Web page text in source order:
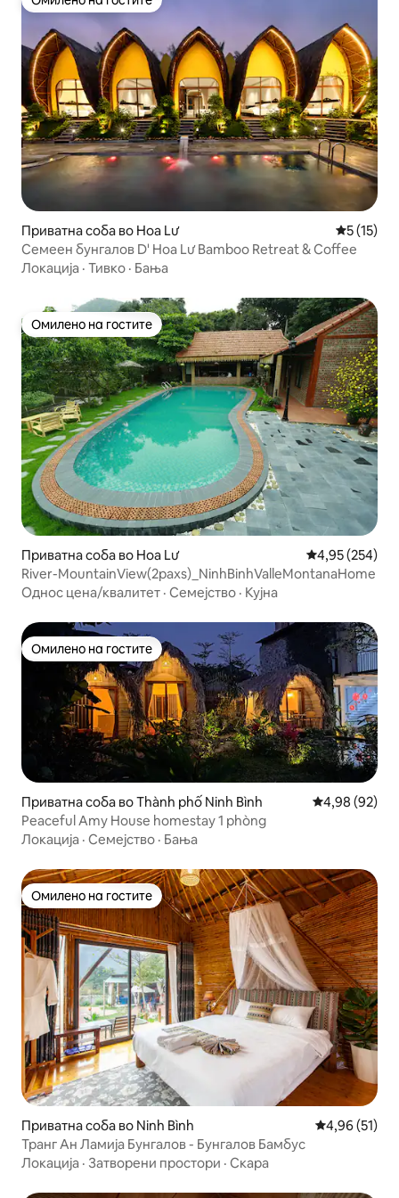
Омилено на гостите
Приватна соба во Hoa Lư
5 (15)
Семеен бунгалов D' Hoa Lư Bamboo Retreat & Coffee
Локација · Тивко · Бања
Омилено на гостите
Омилено на гостите
Приватна соба во Hoa Lư Просечна
4,95 (254)
River-MountainView(2paxs)_NinhBinhValleMontanaHome
Однос цена/квалитет · Семејство · Кујна
Омилено на гостите
Омилено на гостите
Приватна соба во Thành phố Ninh Bình Просечна
4,98 (92)
Peaceful Amy House homestay 1 phòng
Локација · Семејство · Бања
Омилено на гостите
Омилено на гостите
Приватна соба во Ninh Bình Просечна
4,96 (51)
Транг Ан Ламија Бунгалов - Бунгалов Бамбус
Локација · Затворени простори · Скара